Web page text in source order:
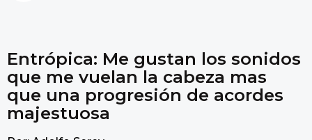
a
ñ
o
s
g
o
Entrópica: Me gustan los sonidos
que me vuelan la cabeza mas
que una progresión de acordes
majestuosa